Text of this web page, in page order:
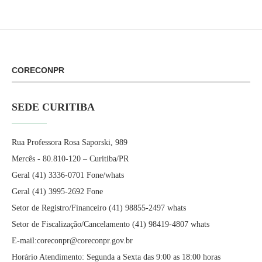
CORECONPR
SEDE CURITIBA
Rua Professora Rosa Saporski, 989
Mercês - 80.810-120 – Curitiba/PR
Geral (41) 3336-0701 Fone/whats
Geral (41) 3995-2692 Fone
Setor de Registro/Financeiro (41) 98855-2497 whats
Setor de Fiscalização/Cancelamento (41) 98419-4807 whats
E-mail:coreconpr@coreconpr.gov.br
Horário Atendimento: Segunda a Sexta das 9:00 as 18:00 horas